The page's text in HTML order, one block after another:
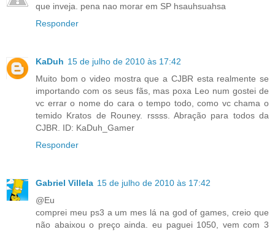
que inveja. pena nao morar em SP hsauhsuahsa
Responder
KaDuh 15 de julho de 2010 às 17:42
Muito bom o video mostra que a CJBR esta realmente se
importando com os seus fãs, mas poxa Leo num gostei de
vc errar o nome do cara o tempo todo, como vc chama o
temido Kratos de Rouney. rssss. Abração para todos da
CJBR. ID: KaDuh_Gamer
Responder
Gabriel Villela 15 de julho de 2010 às 17:42
@Eu
comprei meu ps3 a um mes lá na god of games, creio que
não abaixou o preço ainda. eu paguei 1050, vem com 3